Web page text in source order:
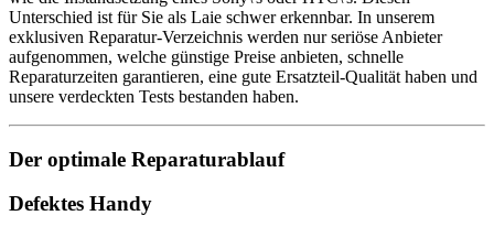
Unterschied ist für Sie als Laie schwer erkennbar. In unserem
exklusiven Reparatur-Verzeichnis werden nur seriöse Anbieter
aufgenommen, welche günstige Preise anbieten, schnelle
Reparaturzeiten garantieren, eine gute Ersatzteil-Qualität haben und
unsere verdeckten Tests bestanden haben.
Der optimale Reparaturablauf
Defektes Handy